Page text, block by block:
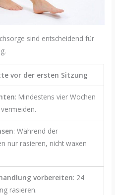
sind entscheidend für
vor der ersten Sitzung
: Mindestens vier Wochen
: Während der
nur rasieren, nicht waxen
vorbereiten: 24
rasieren.